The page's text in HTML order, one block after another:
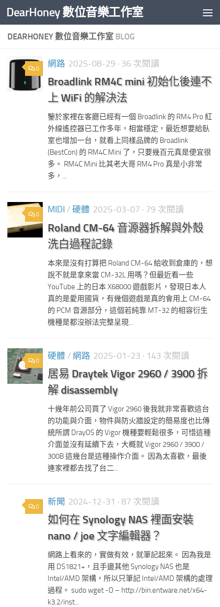
Skip to content
DearHoney 數位音樂工作室
DEARHONEY 數位音樂工作室 BLOG
0 網路 2025-08-29 · 36 次閱讀
Broadlink RM4C mini 初始化後連不
上 WiFi 的解決法
鑒於家裡在客廳已經有一個 Broadlink 的 RM4 Pro 紅
外線遙控器已工作多年，相當穩定，最近想要給臥
室也增加一台，就看上同樣品牌的 Broadlink
(BestCon) 的 RM4C Mini 了，只要幾百元真是便宜很
多。 RM4C Mini 比其老大哥 RM4 Pro 真是小非常
多，...
0 MIDI / 硬體 2025-03-07 · 79 次閱讀
Roland CM-64 音源器拆解與外殼
洗白過程記錄
本來是沒有打算把 Roland CM-64 給收到倉庫的，想
說不就是拿來當 CM-32L 用嗎？但最近看一些
YouTube 上的日本 X68000 遊戲影片，發現日本人
真的是愛用國貨，有幾個遊戲是真的會用上 CM-64
的 PCM 音源部分，這個若純靠 MT-32 的相容衍生
機種是都沒辦法完整呈現...
0 硬體 / 網路 2025-01-23 · 143 次閱讀
居易 Draytek Vigor 2960 / 3900 拆
解 disassembly
十幾年前公司買了 Vigor 2960 後我就非常喜歡這台
的功能與介面，物件與防火牆設定的簡易度也比傳
統所謂 DrayOS 的 Vigor 機種要輕鬆很多，可惜這種
介面並沒有延續下去，大概就 Vigor 2960 / 3900 /
300B 這幾台是這種操作介面。 因為太喜歡，最後
連家裡都去找了台二...
0 新聞 2024-12-31 · 87 次閱讀
如何在 Synology NAS 裡面安裝
nano / joe 文字編輯器？
網路上看來的，實做有效，就筆記起來。 因為我是
用 DS1821+，且手邊其他 Synology NAS 也是
Intel/AMD 架構，所以只筆記 Intel/AMD 架構的處理
過程。 sudo wget -O – http://bin.entware.net/x64-
k3.2/inst...